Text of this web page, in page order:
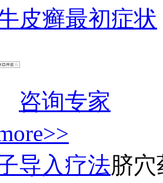
皮癣最初症状
咨询专家
导入疗法脐